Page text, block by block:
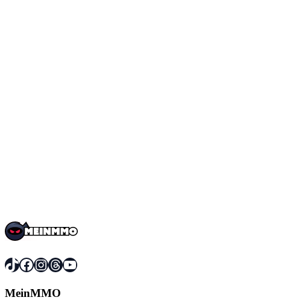
TikTok
Facebook
Instagram
Threads
YouTube
MeinMMO